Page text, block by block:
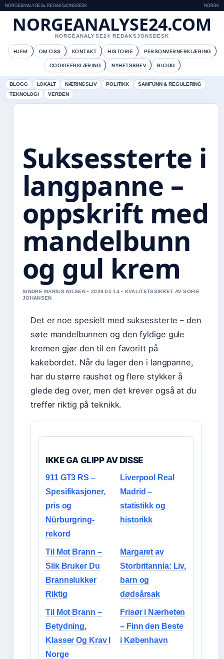
NORGEANALYSE24 REDAKSJONSDESK NORSK
NORGEANALYSE24.COM
NORGEANALYSE24 REDAKSJONSDESK
HJEM OM OSS KONTAKT HISTORIE
PERSONVERNERKLÆRING
COOKIEERKLÆRING
NYHETSBREV BLOGG
BLOGG LOKALT NÆRINGSLIV POLITIKK
SAMFUNN & REGULERING
TEKNOLOGI
VERDEN
Suksessterte i
langpanne –
oppskrift med
mandelbunn
og gul krem
SINDRE MARIUS NILSEN • 2026-05-14 • KVALITETSSIKRET AV SOFIE
JOHANSEN
Det er noe spesielt med suksessterte – den
søte mandelbunnen og den fyldige gule
kremen gjør den til en favoritt på
kakebordet. Når du lager den i langpanne,
har du større raushet og flere stykker å
glede deg over, men det krever også at du
treffer riktig på teknikk.
IKKE GA GLIPP AV DISSE
911 GT3 RS –
Spesifikasjoner,
pris og
Nürburgring-
rekord
Liverpool Real
Madrid –
statistikk og
historikk
Til Mot Brann –
Slik Bruker Du
Brannslukker
Riktig
Margaret av
Storbritannia: Liv,
barn og
dødsårsak
Til Mot Brann –
Betydning,
Klasser Og Krav I
Norge
Frisør i Nærheten
– Finn den Beste
i København